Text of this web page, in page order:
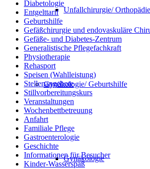
Unfallchirurgie/ Orthopädie
Gynäkologie/ Geburtshilfe
Gynäkologie
Diabetologie
Entgelttarif
Geburtshilfe
Gefäßchirurgie und endovaskuläre
Gefäße- und Diabetes-Zentrum
Generalistische Pflegefachkraft
Physiotherapie
Rehasport
Speisen (Wahlleistung)
Stellenangebote
Stillvorbereitungskurs
Veranstaltungen
Wochenbettbetreuung
Anfahrt
Familiale Pflege
Gastroenterologie
Geschichte
Informationen für Besucher
Kinder-Wasserspaß